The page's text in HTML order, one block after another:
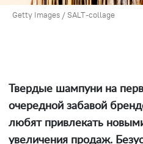
Getty Images / SALT-collage
Твердые шампуни на
очередной забавой
любят привлекать
увеличения продаж.